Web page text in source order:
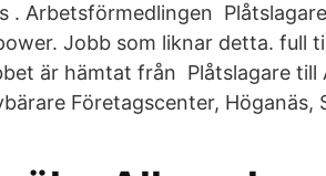
. Arbetsförmedlingen
Jobb som liknar detta. full
är hämtat från Plåtslagare till
Företagscenter, Höganäs,